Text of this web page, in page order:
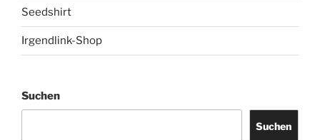
Seedshirt
Irgendlink-Shop
Suchen
Suchen